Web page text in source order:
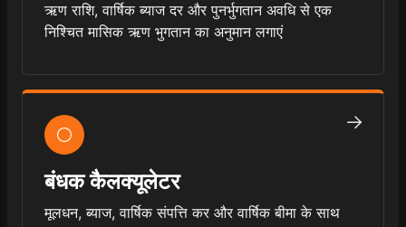
ऋण राशि, वार्षिक ब्याज दर और पुनर्भुगतान अवधि से एक
निश्चित मासिक ऋण भुगतान का अनुमान लगाएं
बंधक कैलक्यूलेटर
मूलधन, ब्याज, वार्षिक संपत्ति कर और वार्षिक बीमा के साथ